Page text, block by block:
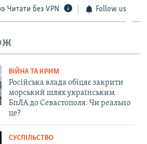
Читати без VPN Follow us
ВІЙНА ТА КРИМ
Російська влада обіцяє закрити
морський шлях українським
БпЛА до Севастополя. Чи реально
це?
СУСПІЛЬСТВО